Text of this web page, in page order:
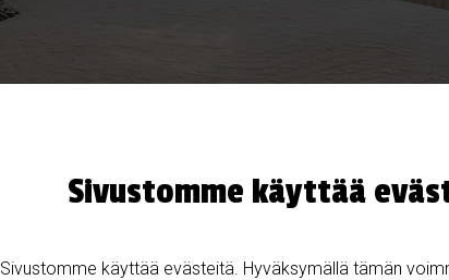
Sivustomme käyttää
Sivustomme käyttää evästeitä. Hyväksymällä tämän